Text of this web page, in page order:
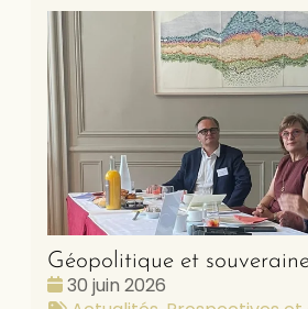
Géopolitique et
Date
30 juin 2026